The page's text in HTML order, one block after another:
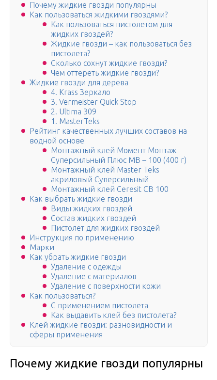
Почему жидкие гвозди популярны
Как пользоваться жидкими гвоздями?
Как пользоваться пистолетом для
жидких гвоздей?
Жидкие гвозди – как пользоваться без
пистолета?
Сколько сохнут жидкие гвозди?
Чем оттереть жидкие гвозди?
Жидкие гвозди для дерева
4. Krass Зеркало
3. Vermeister Quick Stop
2. Ultima 309
1. MasterTeks
Рейтинг качественных лучших составов на
водной основе
Монтажный клей Момент Монтаж
Суперсильный Плюс МВ – 100 (400 г)
Монтажный клей Master Teks
акриловый Суперсильный
Монтажный клей Ceresit CB 100
Как выбрать жидкие гвозди
Виды жидких гвоздей
Состав жидких гвоздей
Пистолет для жидких гвоздей
Инструкция по применению
Марки
Как убрать жидкие гвозди
Удаление с одежды
Удаление с материалов
Удаление с поверхности кожи
Как пользоваться?
С применением пистолета
Как выдавить клей без пистолета?
Клей жидкие гвозди: разновидности и
сферы применения
Почему жидкие гвозди популярны